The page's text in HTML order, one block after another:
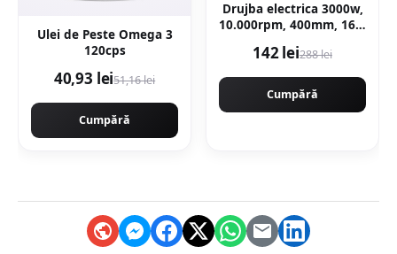
Ulei de Peste Omega 3
120cps
40,93 lei51,16 lei
Cumpără
Drujba electrica 3000w,
10.000rpm, 400mm, 16'',
142 lei288 lei
Cumpără